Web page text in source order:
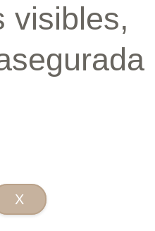
visibles,
X